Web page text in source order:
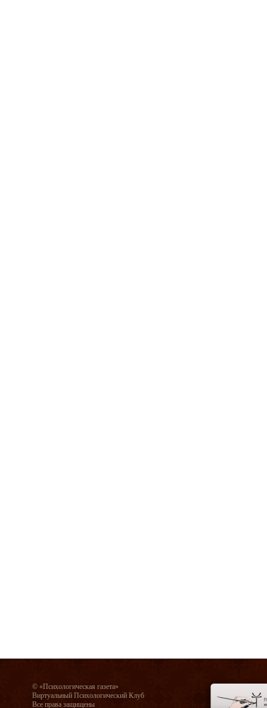
© «Психологическая газета»
Виртуальный Психологический Клуб
Все права защищены